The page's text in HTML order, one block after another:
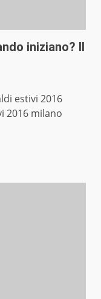
iniziano? Il
estivi 2016
2016 milano